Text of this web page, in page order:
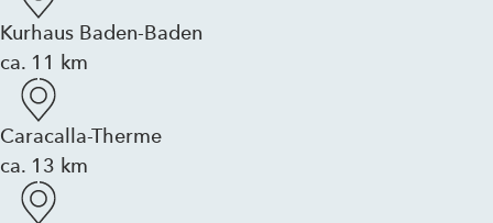
Kurhaus Baden-Baden
ca. 11 km
Caracalla-Therme
ca. 13 km